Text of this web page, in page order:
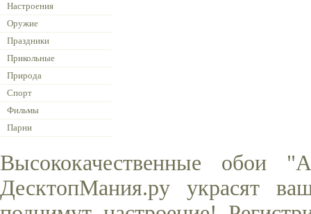
Настроения
Оружие
Праздники
Прикольные
Природа
Спорт
Фильмы
Парни
Высококачественные обои
ДесктопМания.ру украсят